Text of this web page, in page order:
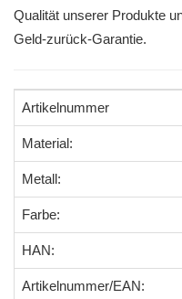
Qualität unserer Produkte
Geld-zurück-Garantie.
Artikelnummer
Material:
Metall:
Farbe:
HAN:
Artikelnummer/EAN: